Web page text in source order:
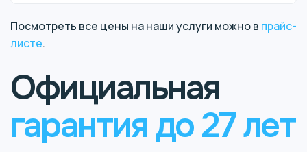
Посмотреть все цены на наши услуги можно в прайс-
листе.
Официальная
гарантия до 27 лет